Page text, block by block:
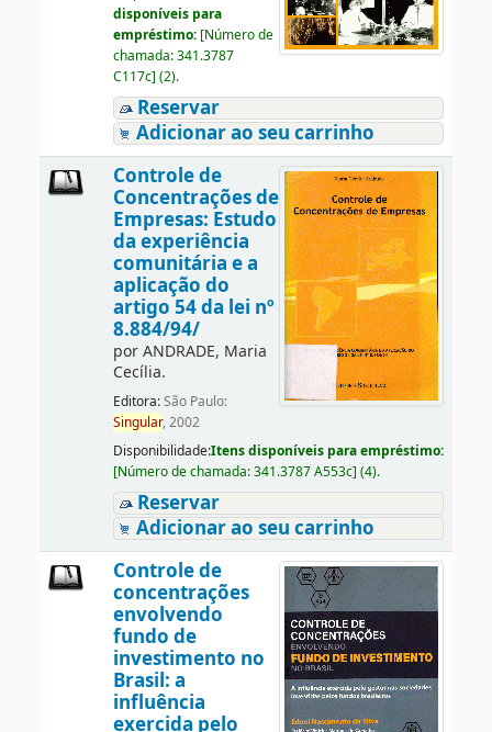
disponíveis para
empréstimo: [Número de
chamada:341.3787
C117c] (2).
Reservar
Adicionar ao seu carrinho
Controle de
Concentrações de
Empresas: Estudo
da experiência
comunitária e a
aplicação do
artigo 54 da lei nº
8.884/94/
porANDRADE, Maria
Cecília.
Editora:São Paulo:
Singular, 2002
Disponibilidade:Itens disponíveis para empréstimo:
[Número de chamada:341.3787 A553c] (4).
Reservar
Adicionar ao seu carrinho
Controle de
concentrações
envolvendo
fundo de
investimento no
Brasil: a
influência
exercida pelo